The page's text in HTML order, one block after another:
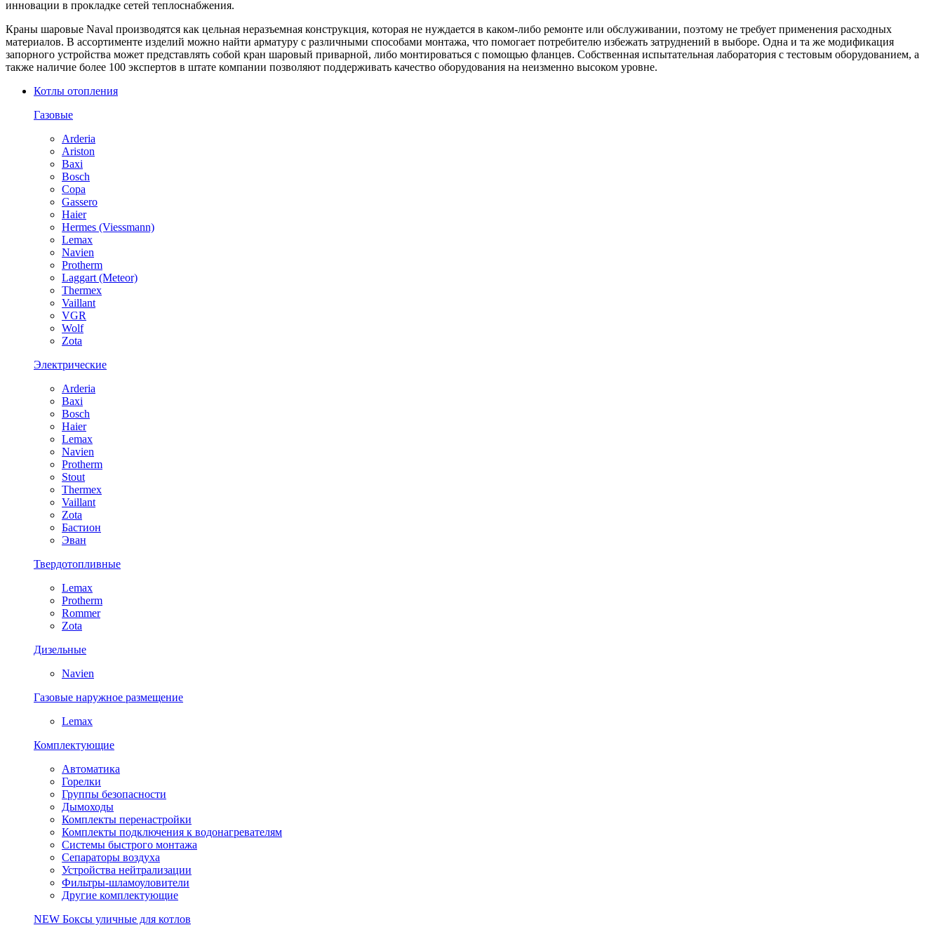
инновации в прокладке сетей теплоснабжения.
Краны шаровые Naval производятся как цельная неразъемная конструкция, которая не нуждается в каком-либо ремонте или обслуживании, поэтому не требует применения расходных
материалов. В ассортименте изделий можно найти арматуру с различными способами монтажа, что помогает потребителю избежать затруднений в выборе. Одна и та же модификация
запорного устройства может представлять собой кран шаровый приварной, либо монтироваться с помощью фланцев. Собственная испытательная лаборатория с тестовым оборудованием, а
также наличие более 100 экспертов в штате компании позволяют поддерживать качество оборудования на неизменно высоком уровне.
Котлы отопления
Газовые
Arderia
Ariston
Baxi
Bosch
Copa
Gassero
Haier
Hermes (Viessmann)
Lemax
Navien
Protherm
Laggart (Meteor)
Thermex
Vaillant
VGR
Wolf
Zota
Электрические
Arderia
Baxi
Bosch
Haier
Lemax
Navien
Protherm
Stout
Thermex
Vaillant
Zota
Бастион
Эван
Твердотопливные
Lemax
Protherm
Rommer
Zota
Дизельные
Navien
Газовые наружное размещение
Lemax
Комплектующие
Автоматика
Горелки
Группы безопасности
Дымоходы
Комплекты перенастройки
Комплекты подключения к водонагревателям
Системы быстрого монтажа
Сепараторы воздуха
Устройства нейтрализации
Фильтры-шламоуловители
Другие комплектующие
NEW Боксы уличные для котлов